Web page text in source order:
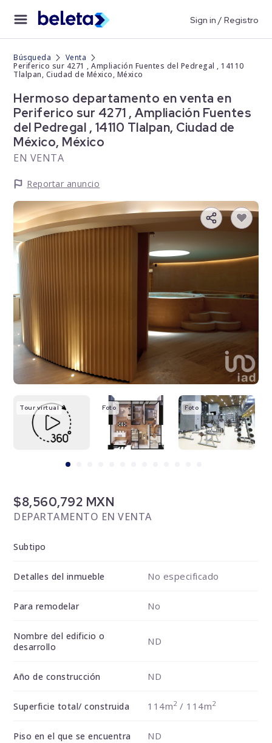
Sign in / Registro
Búsqueda
Venta
Periferico sur 4271 , Ampliación Fuentes del Pedregal , 14110
Tlalpan, Ciudad de México, México
Hermoso departamento en venta en
Periferico sur 4271 , Ampliación Fuentes
del Pedregal , 14110 Tlalpan, Ciudad de
México, México
EN VENTA
Reportar anuncio
Tour virtual Foto Foto
$8,560,792 MXN
DEPARTAMENTO EN VENTA
Subtipo
Detalles del inmueble No especificado
Para remodelar No
Nombre del edificio o
desarrollo
ND
Año de construcción ND
Superficie total/ construida 114m2/ 114m2
Piso en el que se encuentra ND